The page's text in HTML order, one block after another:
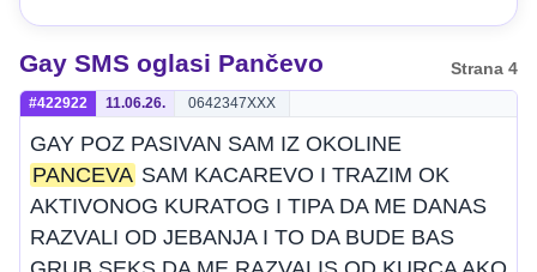
Gay SMS oglasi Pančevo Strana 4
#422922 11.06.26. 0642347XXX
GAY POZ PASIVAN SAM IZ OKOLINE
PANCEVA SAM KACAREVO I TRAZIM OK
AKTIVONOG KURATOG I TIPA DA ME DANAS
RAZVALI OD JEBANJA I TO DA BUDE BAS